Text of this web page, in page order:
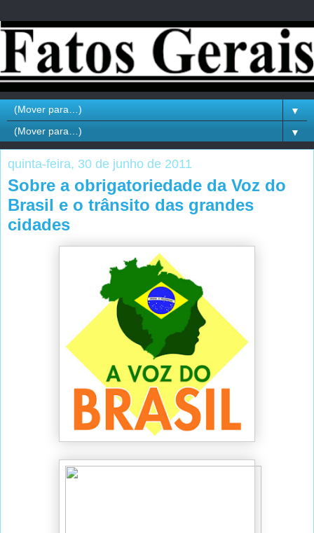
▼
▼
quinta-feira, 30 de junho de 2011
Sobre a obrigatoriedade da Voz do
Brasil e o trânsito das grandes
cidades